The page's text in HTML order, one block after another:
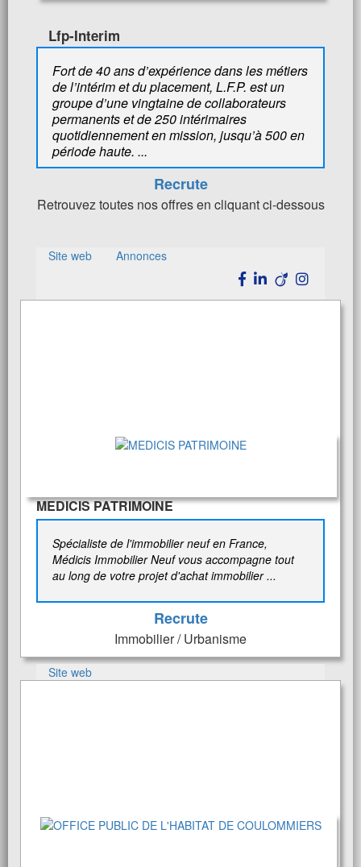
Lfp-Interim
Fort de 40 ans d’expérience dans les métiers
de l’intérim et du placement, L.F.P. est un
groupe d’une vingtaine de collaborateurs
permanents et de 250 intérimaires
quotidiennement en mission, jusqu’à 500 en
période haute. ...
Recrute
Retrouvez toutes nos offres en cliquant ci-dessous
Site web Annonces
MEDICIS PATRIMOINE
Spécialiste de l'immobilier neuf en France,
Médicis Immobilier Neuf vous accompagne tout
au long de votre projet d'achat immobilier ...
Recrute
Immobilier / Urbanisme
Site web